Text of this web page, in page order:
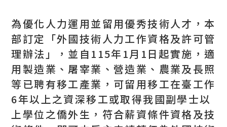
為優化人力運用並留用優秀技術人才，本
部訂定「外國技術人力工作資格及許可管
理辦法」，並自115年1月1日起實施，適
用製造業、屠宰業、營造業、農業及長照
等已聘有移工產業，可留用移工在臺工作
6年以上之資深移工或取得我國副學士以
上學位之僑外生，符合薪資條件資格及技